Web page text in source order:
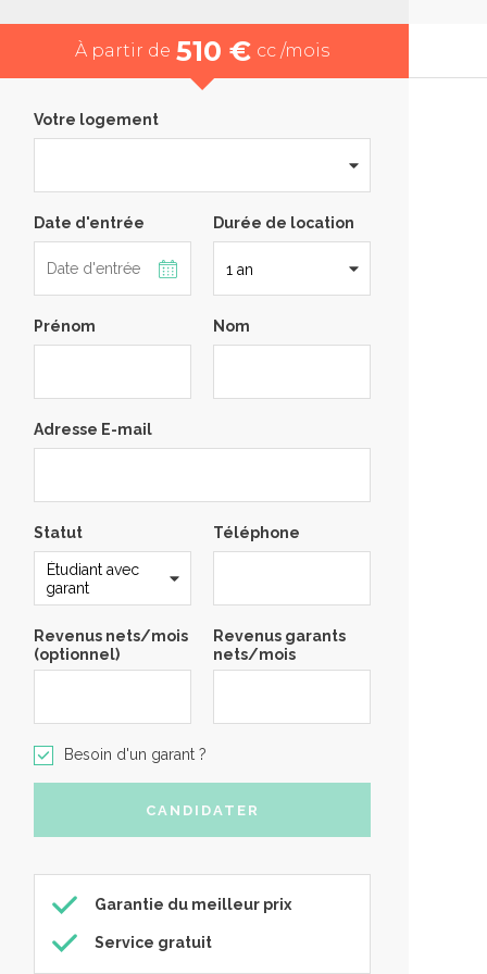
À partir de 510 € cc /mois
Votre logement
Date d'entrée Durée de location
Prénom Nom
Adresse E-mail
Statut Téléphone
Revenus nets/mois
(optionnel)
Revenus garants
nets/mois
Besoin d'un garant ?
Garantie du meilleur prix
Service gratuit